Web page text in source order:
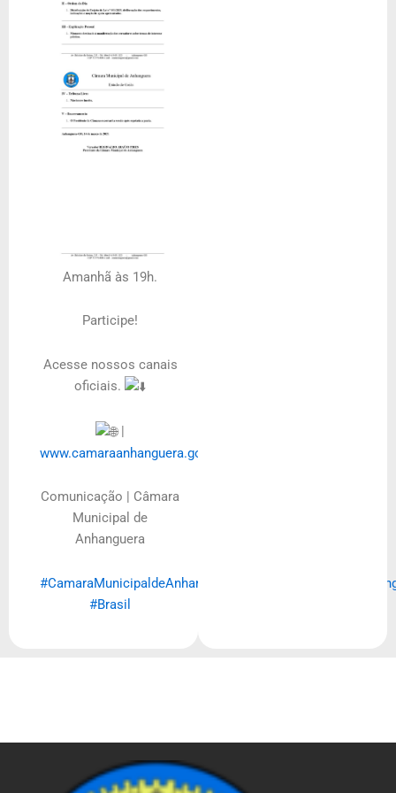
Amanhã às 19h.
Participe!
Acesse nossos canais
oficiais.
|
www.camaraanhanguera.go.gov.br
Comunicação | Câmara
Municipal de
Anhanguera
#CamaraMunicipaldeAnhanguera
#Brasil